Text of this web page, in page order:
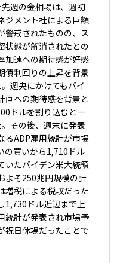
週の金相場は、週初
ジメント社による巨額
警戒されたものの、ス
状態が解消されたとの
加速への期待感が好感
債利回りの上昇を背景
週央にかけてもバイ
画への期待感を背景と
ドルを割り込むと一
その後、週末に発表
るADP雇用統計が市場
の買いから1,710ドル
いたバイデン米大統領
よそ250兆円規模の計
増税による税収だった
1,730ドル近辺まで上
統計が発表され市場予
祝日休場だったことで